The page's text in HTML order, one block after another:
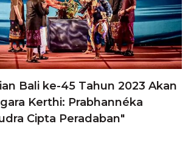
Bali ke-45 Tahun 2023 Akan
Kerthi: Prabhannéka
Cipta Peradaban"